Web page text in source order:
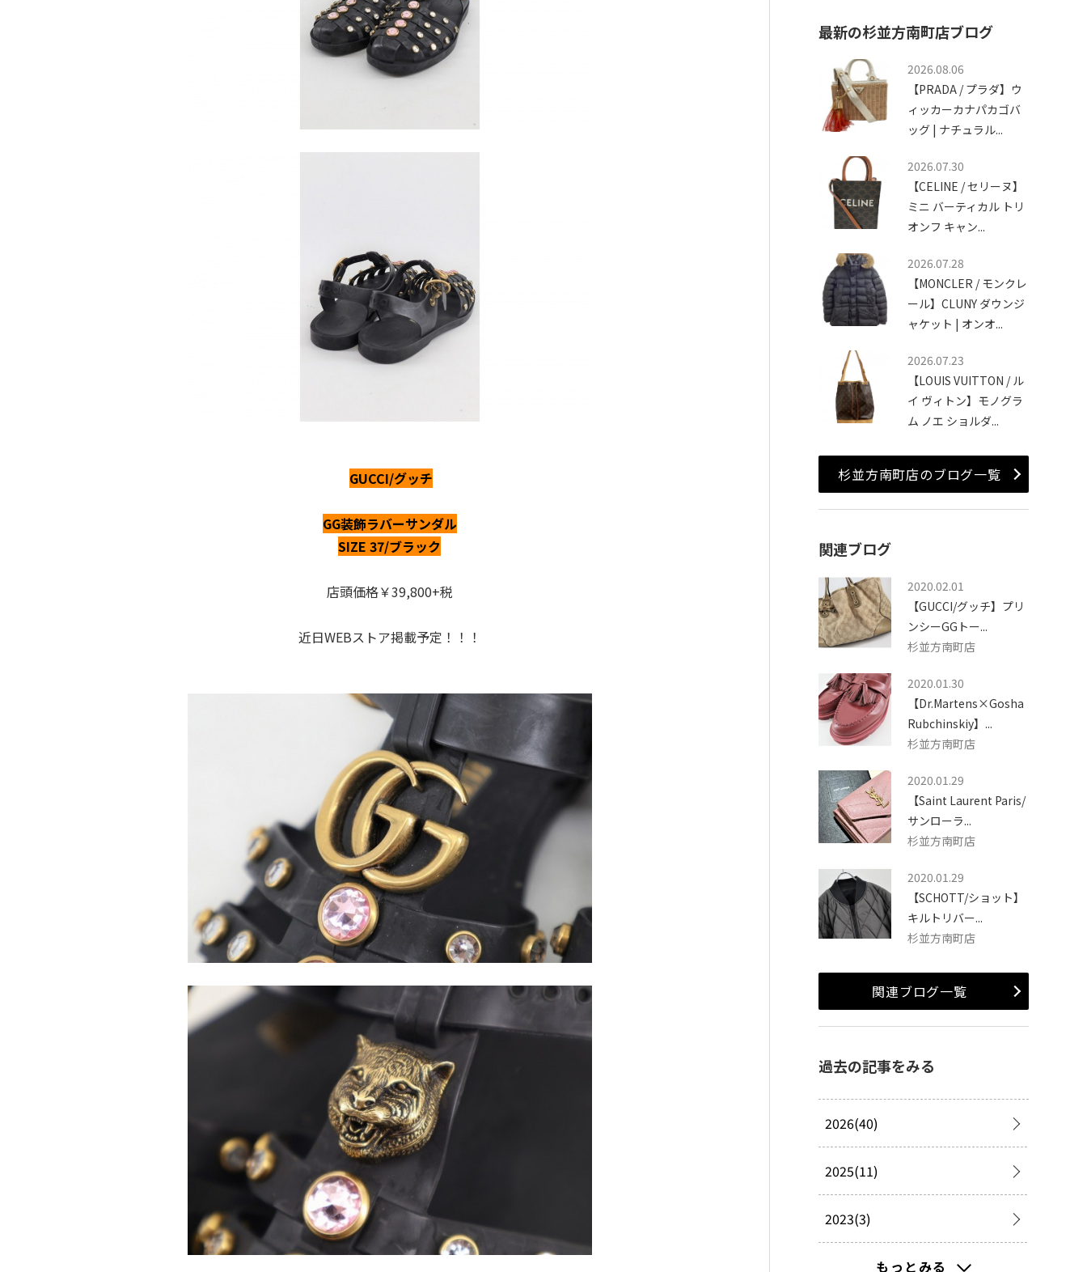
GUCCI/グッチ
GG装飾ラバーサンダル
SIZE 37/ブラック
店頭価格￥39,800+税
近日WEBストア掲載予定！！！
最新の杉並方南町店ブログ
2026.08.06
【PRADA / プラダ】ウ
ィッカーカナパカゴバ
ッグ | ナチュラル...
2026.07.30
【CELINE / セリーヌ】
ミニ バーティカル トリ
オンフ キャン...
2026.07.28
【MONCLER / モンクレ
ール】CLUNY ダウンジ
ャケット | オンオ...
2026.07.23
【LOUIS VUITTON / ル
イ ヴィトン】モノグラ
ム ノエ ショルダ...
杉並方南町店のブログ一覧
関連ブログ
2020.02.01
【GUCCI/グッチ】プリ
ンシーGGトー...
杉並方南町店
2020.01.30
【Dr.Martens×Gosha
Rubchinskiy】...
杉並方南町店
2020.01.29
【Saint Laurent Paris/
サンローラ...
杉並方南町店
2020.01.29
【SCHOTT/ショット】
キルトリバー...
杉並方南町店
関連ブログ一覧
過去の記事をみる
2026(40)
2025(11)
2023(3)
もっとみる